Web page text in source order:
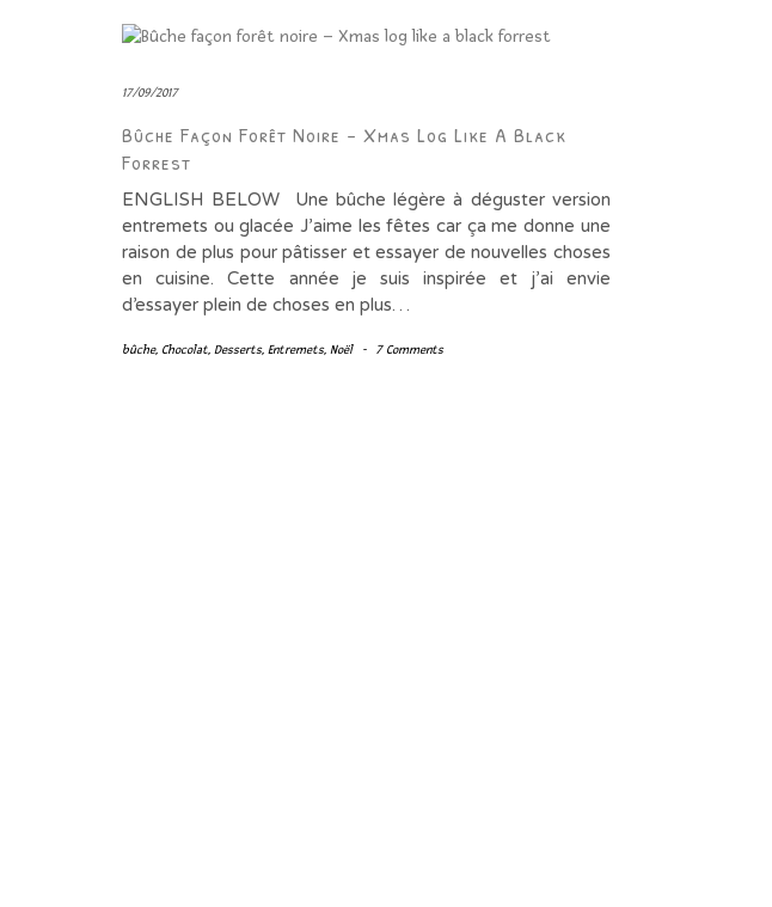
17/09/2017
Bûche Façon Forêt Noire – Xmas Log Like A Black
Forrest
ENGLISH BELOW Une bûche légère à déguster version
entremets ou glacée J’aime les fêtes car ça me donne une
raison de plus pour pâtisser et essayer de nouvelles choses
en cuisine. Cette année je suis inspirée et j’ai envie
d’essayer plein de choses en plus…
bûche, Chocolat, Desserts, Entremets, Noël - 7 Comments